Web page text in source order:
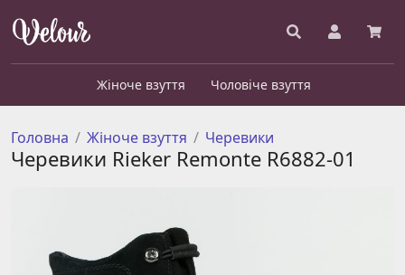
Жіноче взуття Чоловіче взуття
Головна Жіноче взуття Черевики
Черевики Rieker Remonte R6882-01